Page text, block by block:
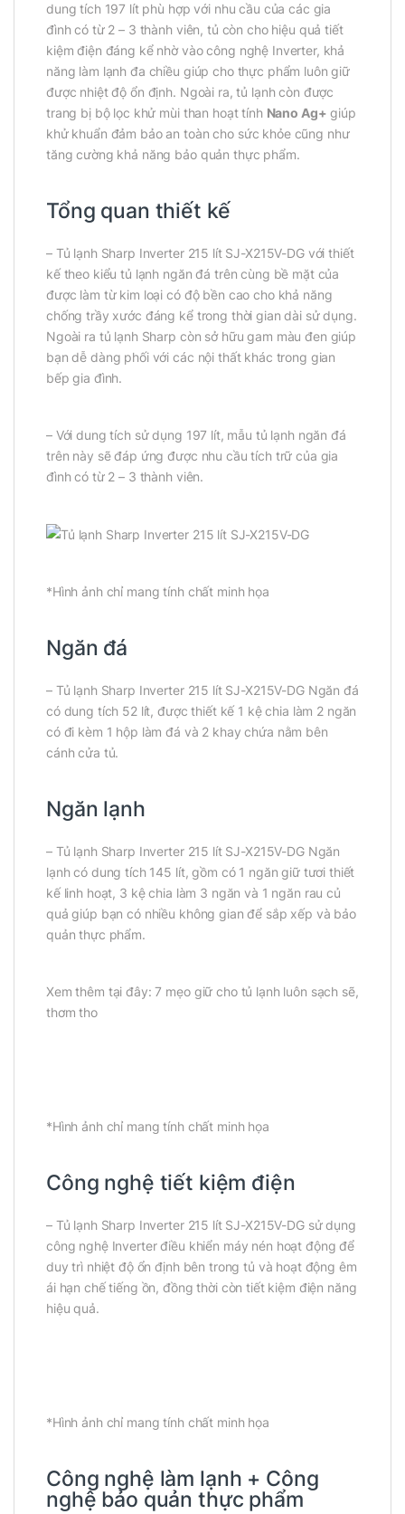
dung tích 197 lít phù hợp với nhu cầu của các gia
đình có từ 2 – 3 thành viên, tủ còn cho hiệu quả tiết
kiệm điện đáng kể nhờ vào công nghệ Inverter, khả
năng làm lạnh đa chiều giúp cho thực phẩm luôn giữ
được nhiệt độ ổn định. Ngoài ra, tủ lạnh còn được
trang bị bộ lọc khử mùi than hoạt tính Nano Ag+ giúp
khử khuẩn đảm bảo an toàn cho sức khỏe cũng như
tăng cường khả năng bảo quản thực phẩm.
Tổng quan thiết kế
– Tủ lạnh Sharp Inverter 215 lít SJ-X215V-DG với thiết
kế theo kiểu tủ lạnh ngăn đá trên cùng bề mặt của
được làm từ kim loại có độ bền cao cho khả năng
chống trầy xước đáng kể trong thời gian dài sử dụng.
Ngoài ra tủ lạnh Sharp còn sở hữu gam màu đen giúp
bạn dễ dàng phối với các nội thất khác trong gian
bếp gia đình.
– Với dung tích sử dụng 197 lít, mẫu tủ lạnh ngăn đá
trên này sẽ đáp ứng được nhu cầu tích trữ của gia
đình có từ 2 – 3 thành viên.
*Hình ảnh chỉ mang tính chất minh họa
Ngăn đá
– Tủ lạnh Sharp Inverter 215 lít SJ-X215V-DG Ngăn đá
có dung tích 52 lít, được thiết kế 1 kệ chia làm 2 ngăn
có đi kèm 1 hộp làm đá và 2 khay chứa nằm bên
cánh cửa tủ.
Ngăn lạnh
– Tủ lạnh Sharp Inverter 215 lít SJ-X215V-DG Ngăn
lạnh có dung tích 145 lít, gồm có 1 ngăn giữ tươi thiết
kế linh hoạt, 3 kệ chia làm 3 ngăn và 1 ngăn rau củ
quả giúp bạn có nhiều không gian để sắp xếp và bảo
quản thực phẩm.
Xem thêm tại đây: 7 mẹo giữ cho tủ lạnh luôn sạch sẽ,
thơm tho
*Hình ảnh chỉ mang tính chất minh họa
Công nghệ tiết kiệm điện
– Tủ lạnh Sharp Inverter 215 lít SJ-X215V-DG sử dụng
công nghệ Inverter điều khiển máy nén hoạt động để
duy trì nhiệt độ ổn định bên trong tủ và hoạt động êm
ái hạn chế tiếng ồn, đồng thời còn tiết kiệm điện năng
hiệu quả.
*Hình ảnh chỉ mang tính chất minh họa
Công nghệ làm lạnh + Công
nghệ bảo quản thực phẩm